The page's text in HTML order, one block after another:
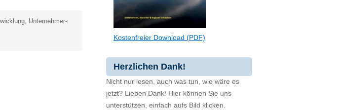
, Unternehmer-
Kostenfreier Download (PDF)
Herzlichen Dank!
Nicht nur lesen, auch was tun, wie wäre es
jetzt? Lieben Dank! Hier können Sie uns
unterstützen, einfach aufs Bild klicken.